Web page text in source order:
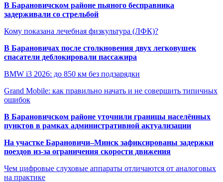
В Барановичском районе пьяного бесправника
задерживали со стрельбой
Кому показана лечебная физкультура (ЛФК)?
В Барановичах после столкновения двух легковушек
спасатели деблокировали пассажира
BMW i3 2026: до 850 км без подзарядки
Grand Mobile: как правильно начать и не совершить типичных
ошибок
В Барановичском районе уточнили границы населённых
пунктов в рамках административной актуализации
На участке Барановичи–Минск зафиксированы задержки
поездов из-за ограничения скорости движения
Чем цифровые слуховые аппараты отличаются от аналоговых
на практике